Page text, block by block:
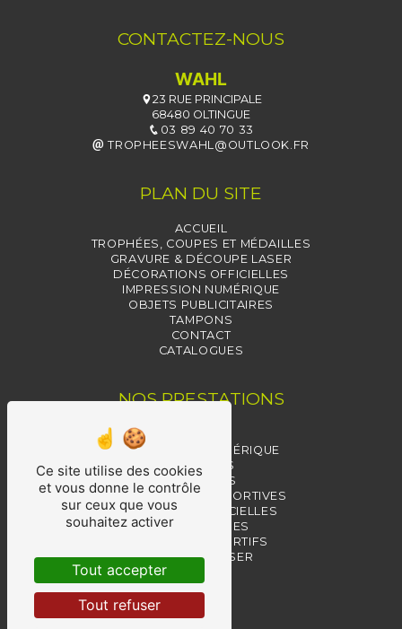
CONTACTEZ-NOUS
WAHL
23 RUE PRINCIPALE
68480 OLTINGUE
03 89 40 70 33
TROPHEESWAHL@OUTLOOK.FR
PLAN DU SITE
ACCUEIL
TROPHÉES, COUPES ET MÉDAILLES
GRAVURE & DÉCOUPE LASER
DÉCORATIONS OFFICIELLES
IMPRESSION NUMÉRIQUE
OBJETS PUBLICITAIRES
TAMPONS
CONTACT
CATALOGUES
NOS PRESTATIONS
IMPRESSION NUMÉRIQUE
TROPHÉES
MÉDAILLES
RÉCOMPENSES SPORTIVES
MÉDAILLES OFFICIELLES
RÉCOMPENSES
TROPHÉES SPORTIFS
GRAVURE LASER
COUPES
Ce site utilise des cookies
et vous donne le contrôle
sur ceux que vous
souhaitez activer
Tout accepter
Tout refuser